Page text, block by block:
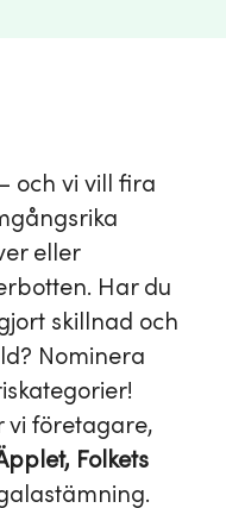
och vi vill fira
eller
Har du
skillnad och
Nominera
vi företagare,
Folkets